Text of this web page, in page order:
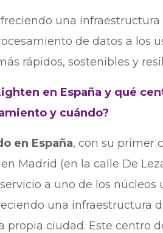
una infraestructura
de datos a los
rápidos, sostenibles y
en España y qué
y cuándo?
en España, con su primer
Madrid (en la calle De
a uno de los núcleos
una infraestructura
ciudad. Este centro